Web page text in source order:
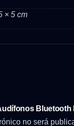
× 5 cm
no será